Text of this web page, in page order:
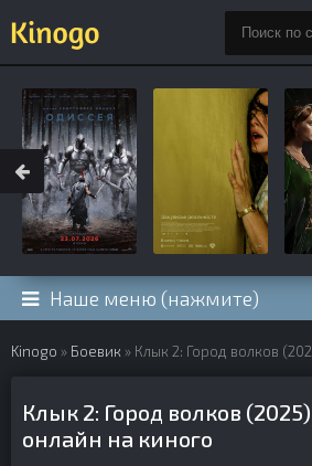
Наше меню (нажмите)
Kinogo » Боевик » Клык 2: Город волков
Клык 2: Город волков
онлайн на киного